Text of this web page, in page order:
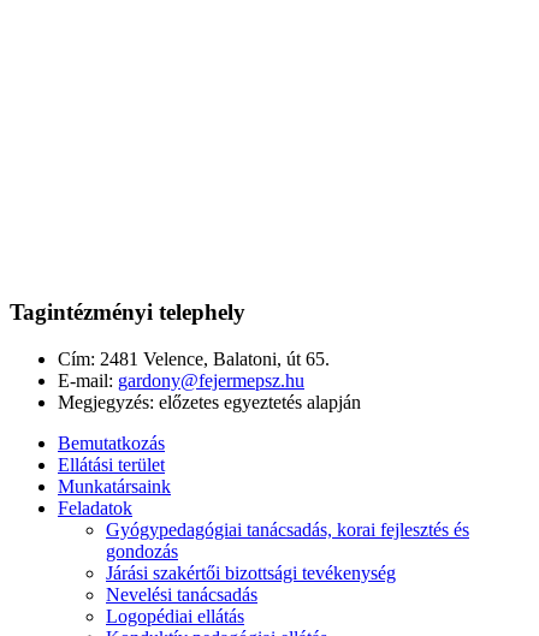
Tagintézményi telephely
Cím: 2481 Velence, Balatoni, út 65.
E-mail: gardony@fejermepsz.hu
Megjegyzés: előzetes egyeztetés alapján
Bemutatkozás
Ellátási terület
Munkatársaink
Feladatok
Gyógypedagógiai tanácsadás, korai fejlesztés és
gondozás
Járási szakértői bizottsági tevékenység
Nevelési tanácsadás
Logopédiai ellátás